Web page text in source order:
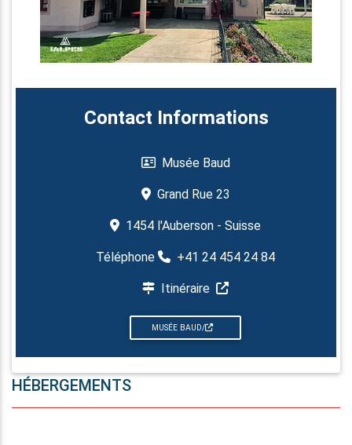
Contact Informations
Musée Baud
Grand Rue 23
1454 l'Auberson - Suisse
Téléphone +41 24 454 24 84
Itinéraire
MUSÉE BAUD/
HÉBERGEMENTS